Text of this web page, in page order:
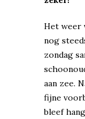
Het weer
nog
zondag
aan zee.
fijne
bleef